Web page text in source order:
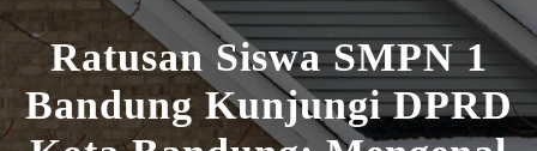
Ratusan Siswa SMPN 1
Bandung Kunjungi DPRD